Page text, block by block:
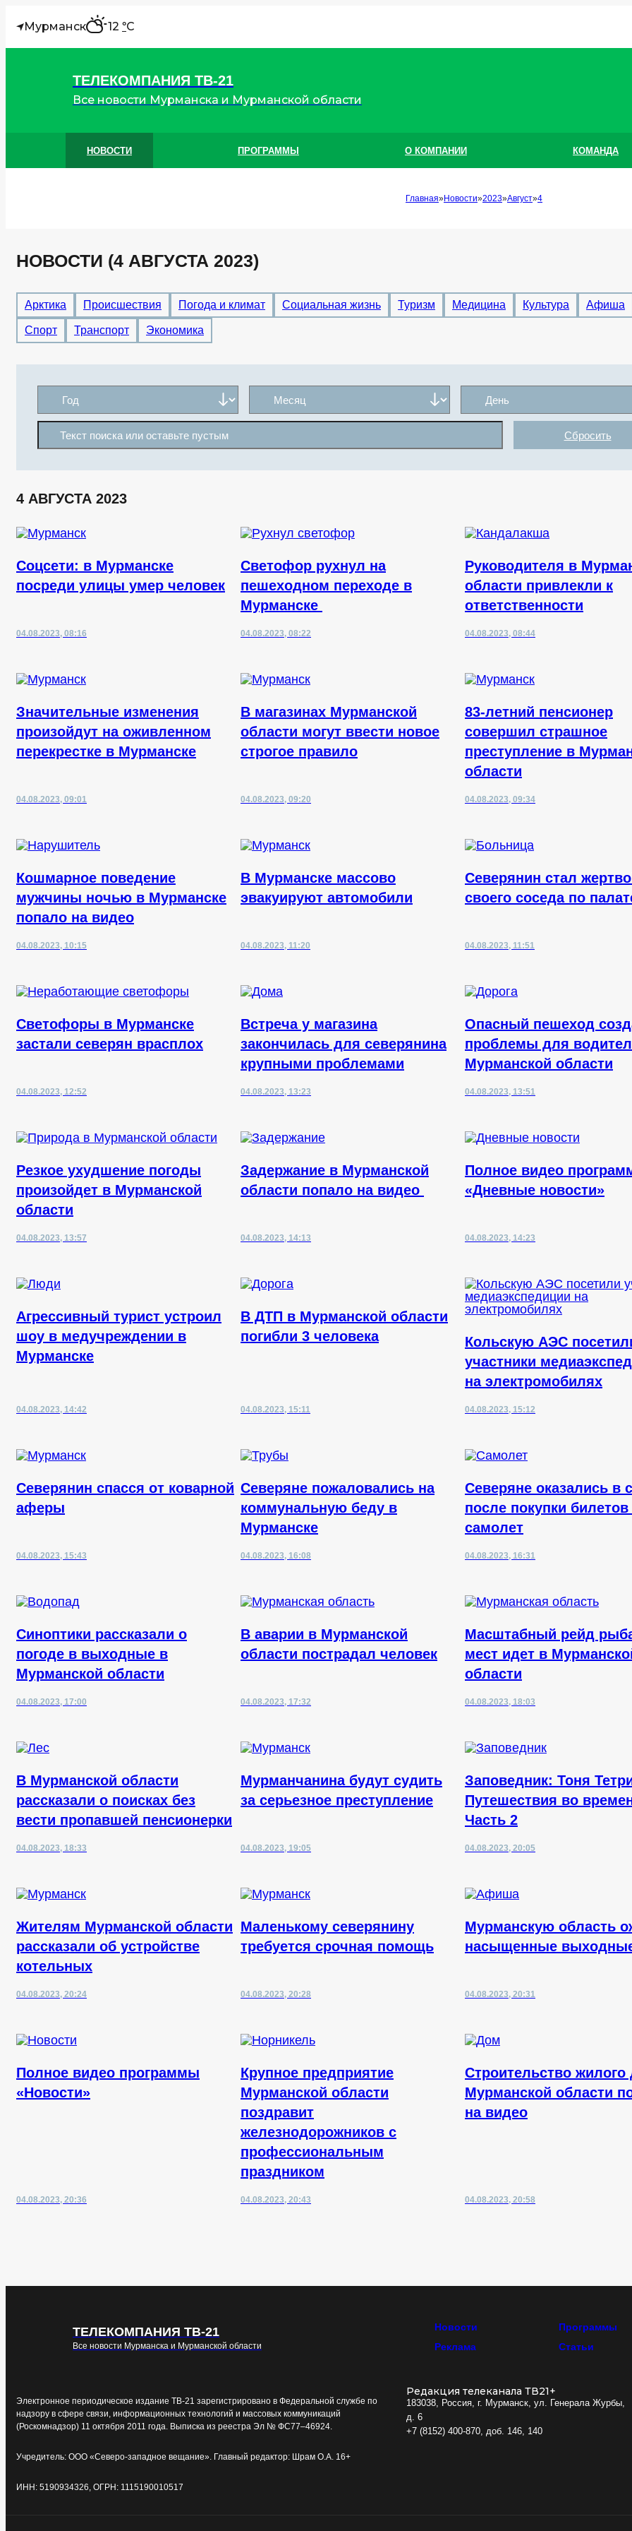
Мурманск"12 °C
ТЕЛЕКОМПАНИЯ ТВ-21
Все новости Мурманска и Мурманской области
НОВОСТИ ПРОГРАММЫ О КОМПАНИИ КОМАНДА
Главная Новости 2023 Август 4
НОВОСТИ (4 АВГУСТА 2023)
Арктика Происшествия Погода и климат Социальная жизнь Туризм Медицина Культура Афиша
Спорт Транспорт Экономика
Сбросить
4 АВГУСТА 2023
Соцсети: в Мурманске
посреди улицы умер человек
04.08.2023, 08:16
Светофор рухнул на
пешеходном переходе в
Мурманске
04.08.2023, 08:22
Руководителя в
области привлекли к
ответственности
04.08.2023, 08:44
Значительные изменения
произойдут на оживленном
перекрестке в Мурманске
04.08.2023, 09:01
В магазинах Мурманской
области могут ввести новое
строгое правило
04.08.2023, 09:20
83-летний пенсионер
совершил страшное
преступление в
области
04.08.2023, 09:34
Кошмарное поведение
мужчины ночью в Мурманске
попало на видео
04.08.2023, 10:15
В Мурманске массово
эвакуируют автомобили
04.08.2023, 11:20
Северянин стал
своего соседа по
04.08.2023, 11:51
Светофоры в Мурманске
застали северян врасплох
04.08.2023, 12:52
Встреча у магазина
закончилась для северянина
крупными проблемами
04.08.2023, 13:23
Опасный пешеход
проблемы для
Мурманской области
04.08.2023, 13:51
Резкое ухудшение погоды
произойдет в Мурманской
области
04.08.2023, 13:57
Задержание в Мурманской
области попало на видео
04.08.2023, 14:13
Полное видео
«Дневные новости»
04.08.2023, 14:23
Агрессивный турист устроил
шоу в медучреждении в
Мурманске
04.08.2023, 14:42
В ДТП в Мурманской области
погибли 3 человека
04.08.2023, 15:11
Кольскую АЭС
участники
на электромобилях
04.08.2023, 15:12
Северянин спасся от коварной
аферы
04.08.2023, 15:43
Северяне пожаловались на
коммунальную беду в
Мурманске
04.08.2023, 16:08
Северяне оказались в
после покупки билетов
самолет
04.08.2023, 16:31
Синоптики рассказали о
погоде в выходные в
Мурманской области
04.08.2023, 17:00
В аварии в Мурманской
области пострадал человек
04.08.2023, 17:32
Масштабный рейд
мест идет в
области
04.08.2023, 18:03
В Мурманской области
рассказали о поисках без
вести пропавшей пенсионерки
04.08.2023, 18:33
Мурманчанина будут судить
за серьезное преступление
04.08.2023, 19:05
Заповедник: Тоня
Путешествия во
Часть 2
04.08.2023, 20:05
Жителям Мурманской области
рассказали об устройстве
котельных
04.08.2023, 20:24
Маленькому северянину
требуется срочная помощь
04.08.2023, 20:28
Мурманскую область
насыщенные
04.08.2023, 20:31
Полное видео программы
«Новости»
04.08.2023, 20:36
Крупное предприятие
Мурманской области
поздравит
железнодорожников с
профессиональным
праздником
04.08.2023, 20:43
Строительство жилого
Мурманской области
на видео
04.08.2023, 20:58
ТЕЛЕКОМПАНИЯ ТВ-21
Все новости Мурманска и Мурманской области
Новости Программы
Реклама
Статьи
Электронное периодическое издание ТВ-21 зарегистрировано в Федеральной службе по
надзору в сфере связи, информационных технологий и массовых коммуникаций
(Роскомнадзор) 11 октября 2011 года. Выписка из реестра Эл № ФС77–46924.
Учредитель: ООО «Северо-западное вещание». Главный редактор: Шрам О.А. 16+
ИНН: 5190934326, ОГРН: 1115190010517
Редакция телеканала ТВ21+
183038, Россия, г. Мурманск, ул. Генерала Журбы,
д. 6
+7 (8152) 400-870, доб. 146, 140